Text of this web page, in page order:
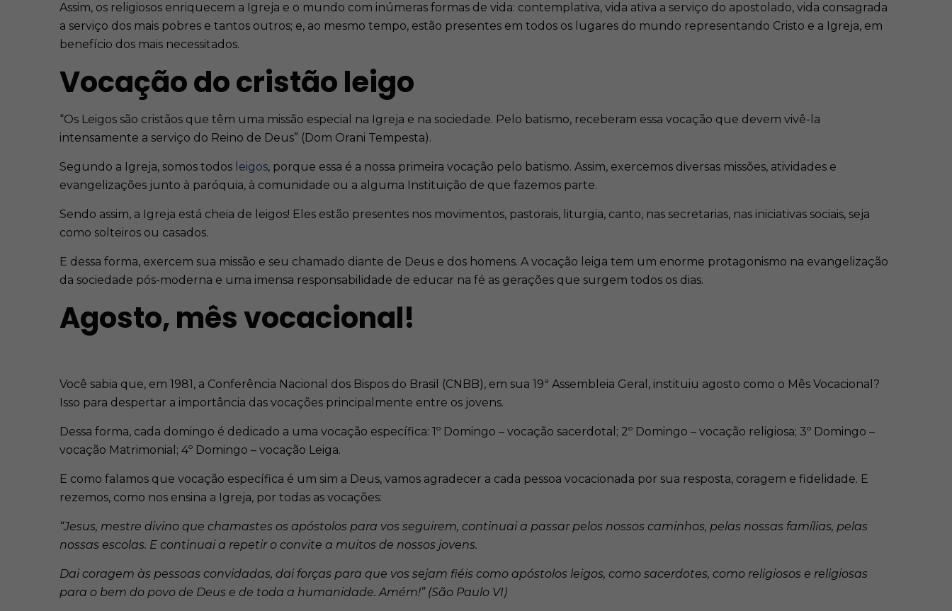
Assim, os religiosos enriquecem a Igreja e o mundo com inúmeras formas de vida: contemplativa, vida ativa a serviço do apostolado, vida consagrada
a serviço dos mais pobres e tantos outros; e, ao mesmo tempo, estão presentes em todos os lugares do mundo representando Cristo e a Igreja, em
benefício dos mais necessitados.
Vocação do cristão leigo
“Os Leigos são cristãos que têm uma missão especial na Igreja e na sociedade. Pelo batismo, receberam essa vocação que devem vivê-la
intensamente a serviço do Reino de Deus” (Dom Orani Tempesta).
Segundo a Igreja, somos todos leigos, porque essa é a nossa primeira vocação pelo batismo. Assim, exercemos diversas missões, atividades e
evangelizações junto à paróquia, à comunidade ou a alguma Instituição de que fazemos parte.
Sendo assim, a Igreja está cheia de leigos! Eles estão presentes nos movimentos, pastorais, liturgia, canto, nas secretarias, nas iniciativas sociais, seja
como solteiros ou casados.
E dessa forma, exercem sua missão e seu chamado diante de Deus e dos homens. A vocação leiga tem um enorme protagonismo na evangelização
da sociedade pós-moderna e uma imensa responsabilidade de educar na fé as gerações que surgem todos os dias.
Agosto, mês vocacional!
Você sabia que, em 1981, a Conferência Nacional dos Bispos do Brasil (CNBB), em sua 19ª Assembleia Geral, instituiu agosto como o Mês Vocacional?
Isso para despertar a importância das vocações principalmente entre os jovens.
Dessa forma, cada domingo é dedicado a uma vocação específica: 1º Domingo – vocação sacerdotal; 2º Domingo – vocação religiosa; 3º Domingo –
vocação Matrimonial; 4º Domingo – vocação Leiga.
E como falamos que vocação específica é um sim a Deus, vamos agradecer a cada pessoa vocacionada por sua resposta, coragem e fidelidade. E
rezemos, como nos ensina a Igreja, por todas as vocações:
“Jesus, mestre divino que chamastes os apóstolos para vos seguirem, continuai a passar pelos nossos caminhos, pelas nossas famílias, pelas
nossas escolas. E continuai a repetir o convite a muitos de nossos jovens.
Dai coragem às pessoas convidadas, dai forças para que vos sejam fiéis como apóstolos leigos, como sacerdotes, como religiosos e religiosas
para o bem do povo de Deus e de toda a humanidade. Amém!” (São Paulo VI)